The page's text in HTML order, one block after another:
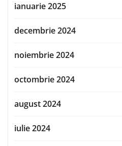
ianuarie 2025
decembrie 2024
noiembrie 2024
octombrie 2024
august 2024
iulie 2024